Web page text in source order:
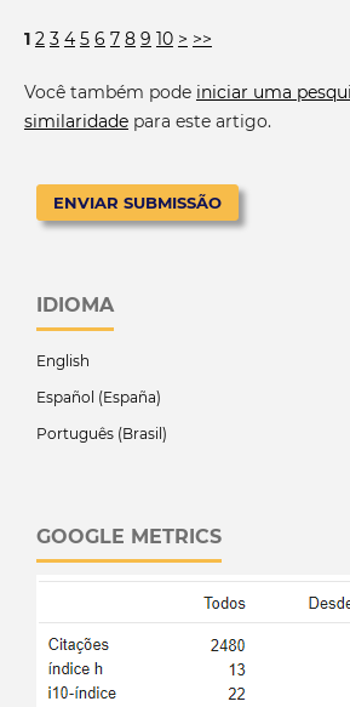
1 2 3 4 5 6 7 8 9 10 > >>
Você também pode iniciar uma
similaridadepara este artigo.
ENVIAR SUBMISSÃO
IDIOMA
English
Español (España)
Português (Brasil)
GOOGLE METRICS